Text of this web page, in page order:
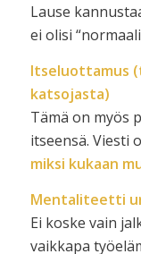
Lause
ei olisi
Itseluottamus
katsojasta)
Tämä on myös
itseensä. Viesti
miksi kukaan
Mentaliteetti
Ei koske vain
vaikkapa